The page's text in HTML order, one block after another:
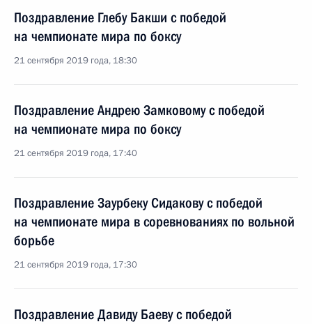
Поздравление Глебу Бакши с победой
на чемпионате мира по боксу
21 сентября 2019 года, 18:30
Поздравление Андрею Замковому с победой
на чемпионате мира по боксу
21 сентября 2019 года, 17:40
Поздравление Заурбеку Сидакову с победой
на чемпионате мира в соревнованиях по вольной
борьбе
21 сентября 2019 года, 17:30
Поздравление Давиду Баеву с победой